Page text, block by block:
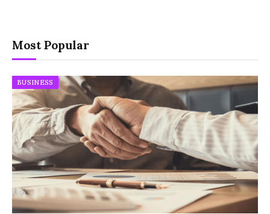
Most Popular
BUSINESS